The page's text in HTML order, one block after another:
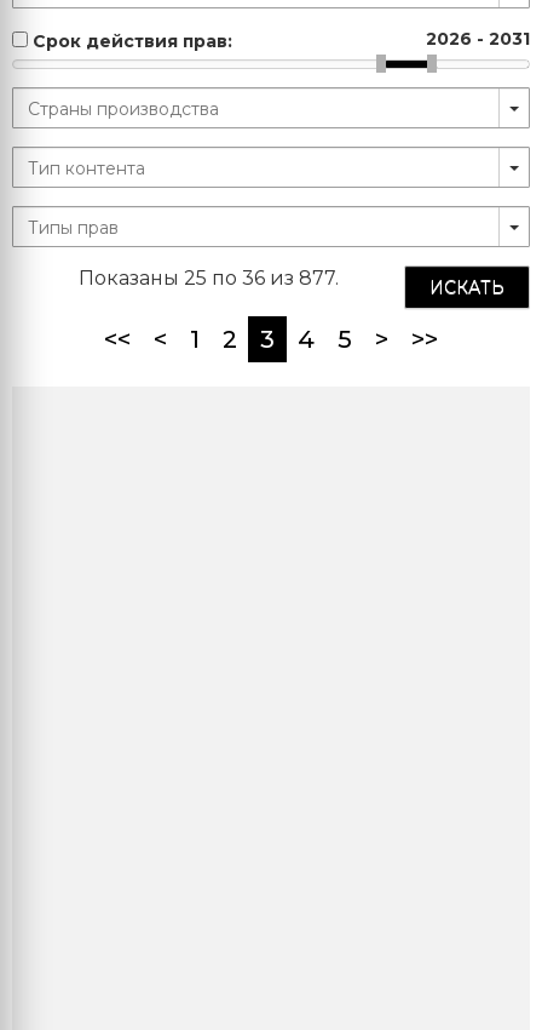
Срок действия прав: 2026 - 2031
ИСКАТЬ
Показаны 25 по 36 из 877.
<< < 1 2 3 (current)
4 5 > >>